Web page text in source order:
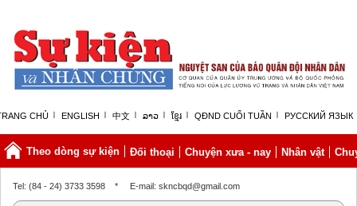
CHỦ ENGLISH 中文 ລາວ ខ្មែរ QĐND CUỐI TUẦN РУССКИЙ ЯЗЫК
Theo dòng sự kiện Đối thoại Chuyện xưa - nay Nhân vật
Thứ năm, 06/08/2026 | 08:31 GMT+7
Tel: (84 - 24) 3733 3598 * E-mail: skncbqd@gmail.com